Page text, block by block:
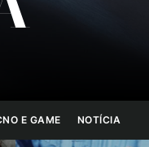
E GAME NOTÍCIA